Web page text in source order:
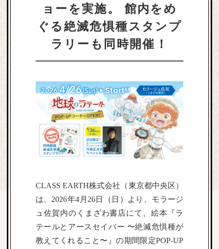
ョーを実施。 館内をめ
ぐる絶滅危惧種スタンプ
ラリーも同時開催！
CLASS EARTH株式会社（東京都中央区）
は、2026年4月26日（日）より、モラージ
ュ佐賀内のくまざわ書店にて、絵本『ラ
テールとアースセイバー 〜絶滅危惧種が
教えてくれること〜』の期間限定POP-UP